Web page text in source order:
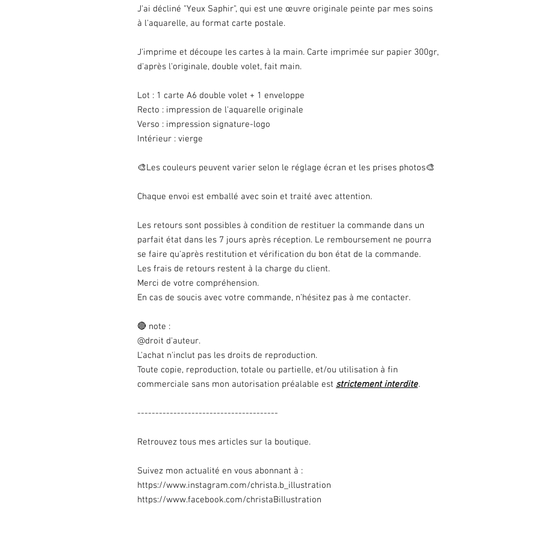
J'ai décliné "Yeux Saphir", qui est une œuvre originale peinte par mes soins
à l'aquarelle, au format carte postale.
J'imprime et découpe les cartes à la main. Carte imprimée sur papier 300gr,
d'après l'originale, double volet, fait main.
Lot : 1 carte A6 double volet + 1 enveloppe
Recto : impression de l'aquarelle originale
Verso : impression signature-logo
Intérieur : vierge
🎨Les couleurs peuvent varier selon le réglage écran et les prises photos🎨
Chaque envoi est emballé avec soin et traité avec attention.
Les retours sont possibles à condition de restituer la commande dans un
parfait état dans les 7 jours après réception. Le remboursement ne pourra
se faire qu'après restitution et vérification du bon état de la commande.
Les frais de retours restent à la charge du client.
Merci de votre compréhension.
En cas de soucis avec votre commande, n’hésitez pas à me contacter.
🔴 note :
@droit d'auteur.
L'achat n'inclut pas les droits de reproduction.
Toute copie, reproduction, totale ou partielle, et/ou utilisation à fin
commerciale sans mon autorisation préalable est strictement interdite.
---------------------------------------
Retrouvez tous mes articles sur la boutique.
Suivez mon actualité en vous abonnant à :
https://www.instagram.com/christa.b_illustration
https://www.facebook.com/christaBillustration